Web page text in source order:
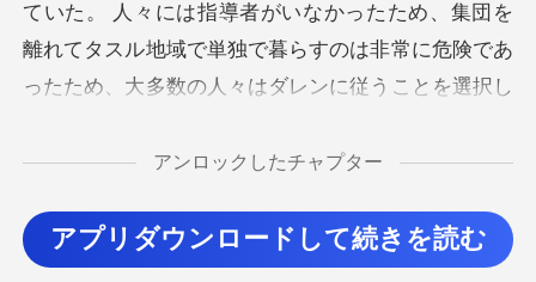
ログアウトします
指導者がいなかったため、集団を
離れてタスル地域で単独で暮らすのは非
アンロックしたチャプター
アプリダウンロードして続きを読む